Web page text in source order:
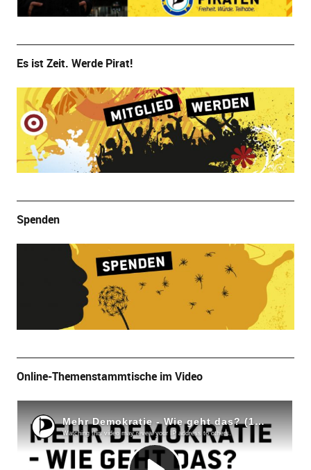
Es ist Zeit. Werde Pirat!
Spenden
Online-Themenstammtische im Video